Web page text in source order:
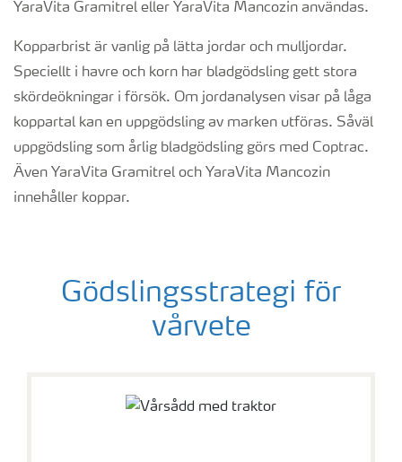
YaraVita Gramitrel eller YaraVita Mancozin användas.
Kopparbrist är vanlig på lätta jordar och mulljordar.
Speciellt i havre och korn har bladgödsling gett stora
skördeökningar i försök. Om jordanalysen visar på låga
koppartal kan en uppgödsling av marken utföras. Såväl
uppgödsling som årlig bladgödsling görs med Coptrac.
Även YaraVita Gramitrel och YaraVita Mancozin
innehåller koppar.
Gödslingsstrategi för
vårvete